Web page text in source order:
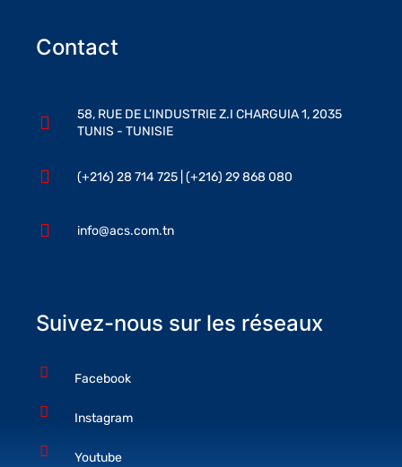
Contact
58, RUE DE L’INDUSTRIE Z.I CHARGUIA 1, 2035
TUNIS - TUNISIE
(+216) 28 714 725 | (+216) 29 868 080
info@acs.com.tn
Suivez-nous sur les réseaux
Facebook
Instagram
Youtube